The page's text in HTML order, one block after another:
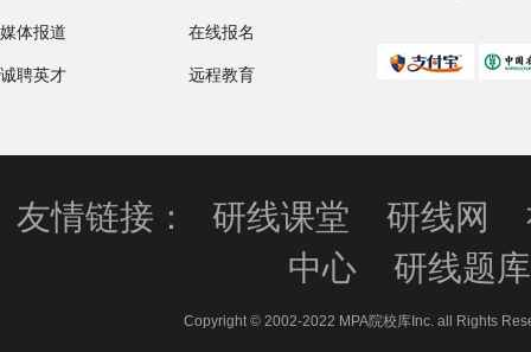
媒体报道
诚聘英才
在线报名
远程教育
友情链接： 研线课堂 研线网
中心
研线题库
Copyright © 2002-2022 MPA院校库Inc. all Rights